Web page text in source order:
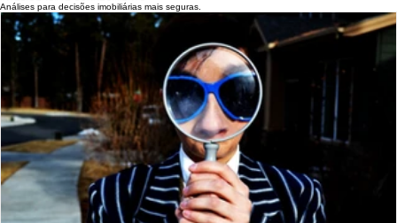
Apresentar uma demanda
INTELIGÊNCIA E CONHECIMENTO
Análises para decisões imobiliárias mais seguras.